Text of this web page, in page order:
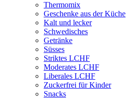
Thermomix
Geschenke aus der Küche
Kalt und lecker
Schwedisches
Getränke
Süsses
Striktes LCHF
Moderates LCHF
Liberales LCHF
Zuckerfrei für Kinder
Snacks